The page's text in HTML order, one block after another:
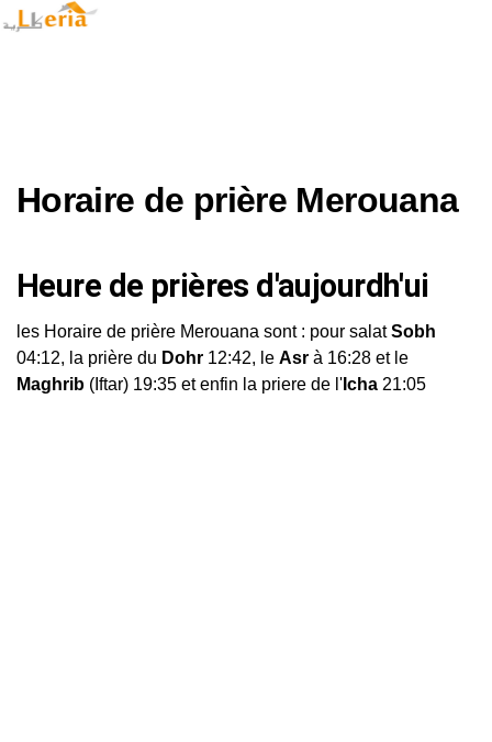
Horaire de prière Merouana
Heure de prières d'aujourdh'ui
les Horaire de prière Merouana sont : pour salatSobh
04:12, la prière du Dohr 12:42, le Asr à 16:28 et le
Maghrib (Iftar) 19:35 et enfin la priere de l' Icha 21:05